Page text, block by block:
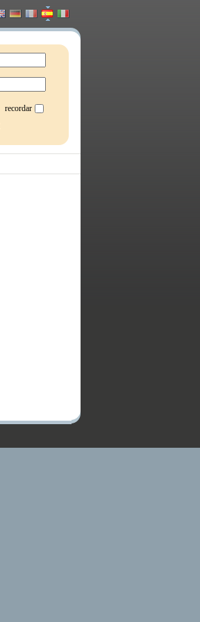
recordar